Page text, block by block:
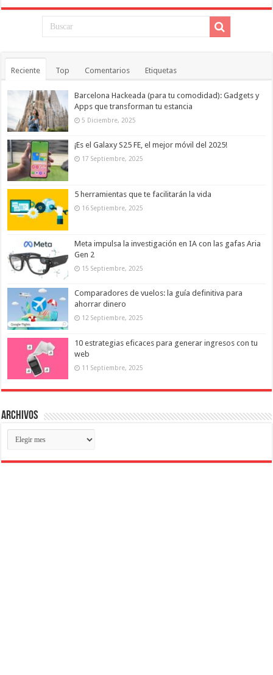
Reciente Top Comentarios Etiquetas
Barcelona Hackeada (para tu comodidad): Gadgets y
Apps que transforman tu estancia
5 Diciembre, 2025
¡Es el Galaxy S25 FE, el mejor móvil del 2025!
17 Septiembre, 2025
5 herramientas que te facilitarán la vida
16 Septiembre, 2025
Meta impulsa la investigación en IA con las gafas Aria
Gen 2
15 Septiembre, 2025
Comparadores de vuelos: la guía definitiva para
ahorrar dinero
12 Septiembre, 2025
10 estrategias eficaces para generar ingresos con tu
web
11 Septiembre, 2025
Archivos